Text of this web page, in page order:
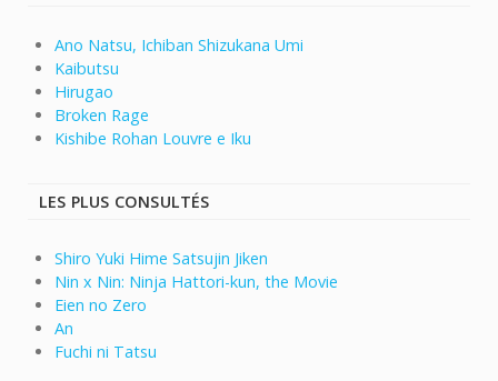
Ano Natsu, Ichiban Shizukana Umi
Kaibutsu
Hirugao
Broken Rage
Kishibe Rohan Louvre e Iku
LES PLUS CONSULTÉS
Shiro Yuki Hime Satsujin Jiken
Nin x Nin: Ninja Hattori-kun, the Movie
Eien no Zero
An
Fuchi ni Tatsu